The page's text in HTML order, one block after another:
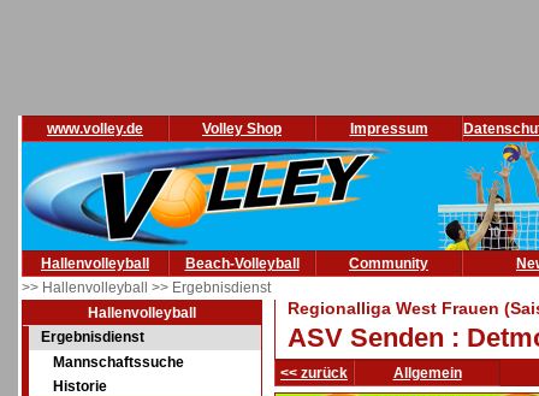
www.volley.de Volley Shop Impressum
Hallenvolleyball Beach-Volleyball Community
>> Hallenvolleyball >> Ergebnisdienst
Hallenvolleyball
Ergebnisdienst
Mannschaftssuche
Historie
Regionalliga West Frauen
ASV Senden :
<< zurück Allgemein